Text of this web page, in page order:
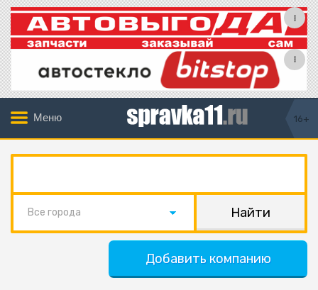
Меню 16+
Все города
Добавить компанию